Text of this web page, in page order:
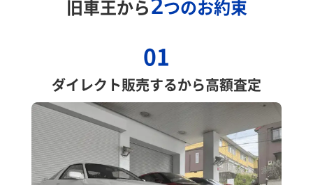
旧車王から2つのお約束
01
ダイレクト販売するから高額査定